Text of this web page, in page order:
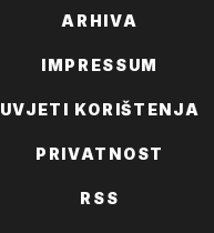
ARHIVA
IMPRESSUM
UVJETI KORIŠTENJA
PRIVATNOST
RSS